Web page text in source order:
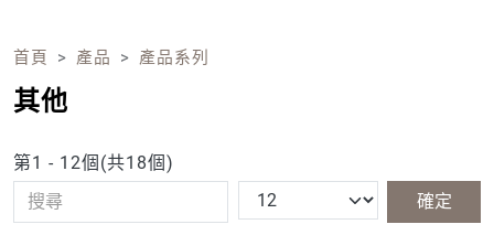
首頁 產品 產品系列
其他
Body
第1 - 12個(共18個)